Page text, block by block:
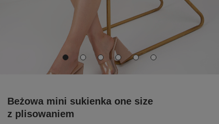
Beżowa mini sukienka one size
z plisowaniem